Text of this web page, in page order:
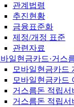
관계법령
추진현황
금융표준화
제정/개정 표준
관련자료
바일현금카드·거스
모바일현금카드
모바일현금카드
거스름돈 적립서
거스름돈 적립서